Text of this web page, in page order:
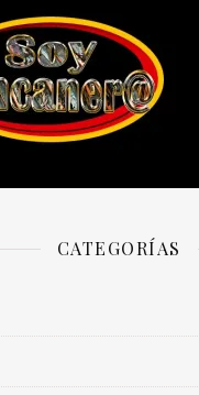
CATEGORÍAS